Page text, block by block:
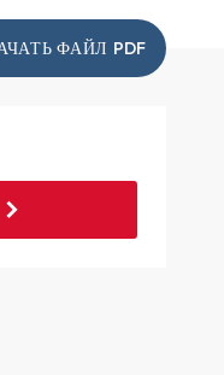
ФАЙЛ PDF